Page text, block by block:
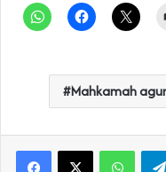
Mahkamah